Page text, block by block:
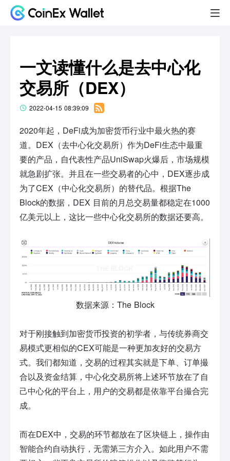
一文读懂什么是去中心化
交易所（DEX）
2022-04-15 08:39:09
2020年起，DeFi成为加密货币行业中最火热的赛
道。DEX（去中心化交易所）作为DeFi生态中最重
要的产品，自代表性产品UniSwap火爆后，市场规模
就急剧扩张。并且在一些交易者的心中，DEX逐步成
为了CEX（中心化交易所）的替代品。根据The
Block的数据，DEX 目前的月总交易量都稳定在1000
亿美元以上，这比一些中心化交易所的数据还要高。
数据来源：The Block
对于刚接触到加密货币投资的初学者，与传统券商交
易模式更相似的CEX可能是一种更加友好的交易方
式。我们都知道，交易的过程其实就是下单、订单撮
合以及资金结算，中心化交易所将上述环节放在了自
己中心化的平台上，用户的交易都是依靠平台撮合完
成。
而在DEX中，交易的环节都放在了区块链上，操作由
智能合约自动执行，无需第三方介入。如此用户不需